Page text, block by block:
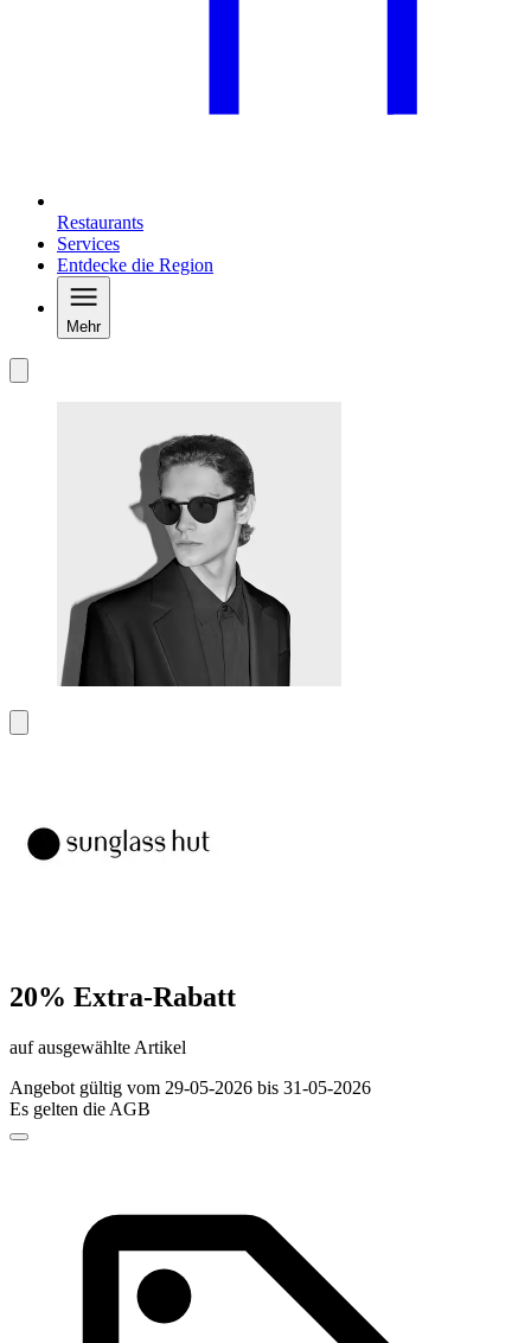
Restaurants
Services
Entdecke die Region
Mehr
20% Extra-Rabatt
auf ausgewählte Artikel
Angebot gültig vom 29-05-2026 bis 31-05-2026
Es gelten die AGB